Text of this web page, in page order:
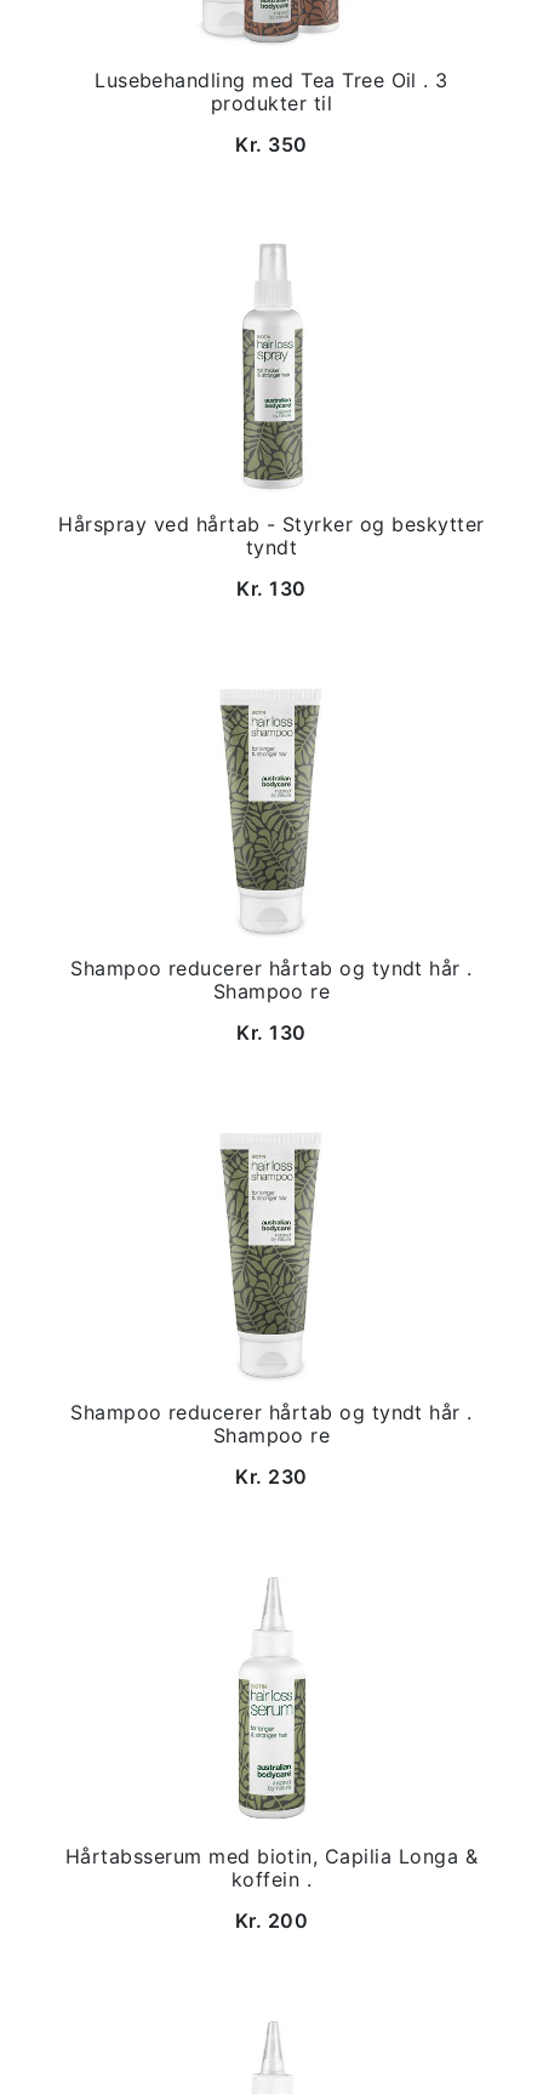
Lusebehandling med Tea Tree Oil . 3
produkter til
Kr. 350
Hårspray ved hårtab - Styrker og beskytter
tyndt
Kr. 130
Shampoo reducerer hårtab og tyndt hår .
Shampoo re
Kr. 130
Shampoo reducerer hårtab og tyndt hår .
Shampoo re
Kr. 230
Hårtabsserum med biotin, Capilia Longa &
koffein .
Kr. 200